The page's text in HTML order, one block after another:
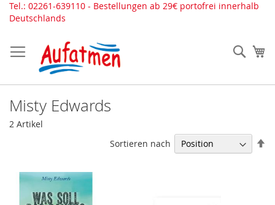
Direkt
zum
Tel.: 02261-639110 - Bestellungen ab 29€ portofrei innerhalb
Deutschlands
Misty Edwards
2 Artikel
Sortieren nach